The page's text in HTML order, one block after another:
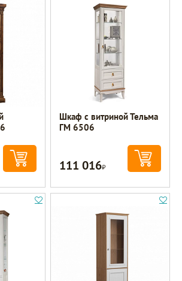
Шкаф с витриной Тельма
ГМ 6506
111 016Р